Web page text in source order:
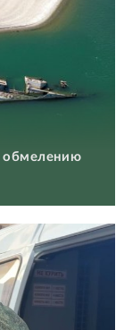
обмелению